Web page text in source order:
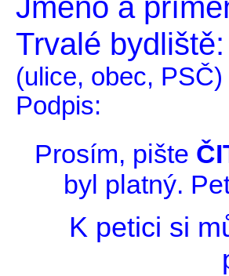
Trvalé bydliště:
(ulice, obec, PSČ)
Podpis:
Prosím, pište
byl platný.
K petici si